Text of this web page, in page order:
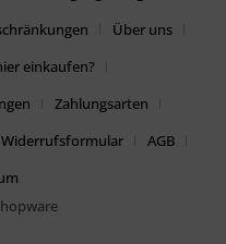
Über uns
einkaufen?
Zahlungsarten
Widerrufsformular
AGB